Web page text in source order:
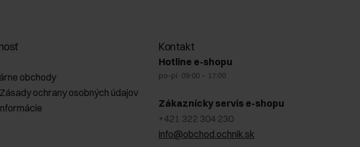
obchody
ochrany osobných údajov
Kontakt
Hotline e-shopu
po-pi: 09:00 – 17:00
Zákaznícky servis e-shopu
+421 322 304 230
info@obchod.ochnik.sk